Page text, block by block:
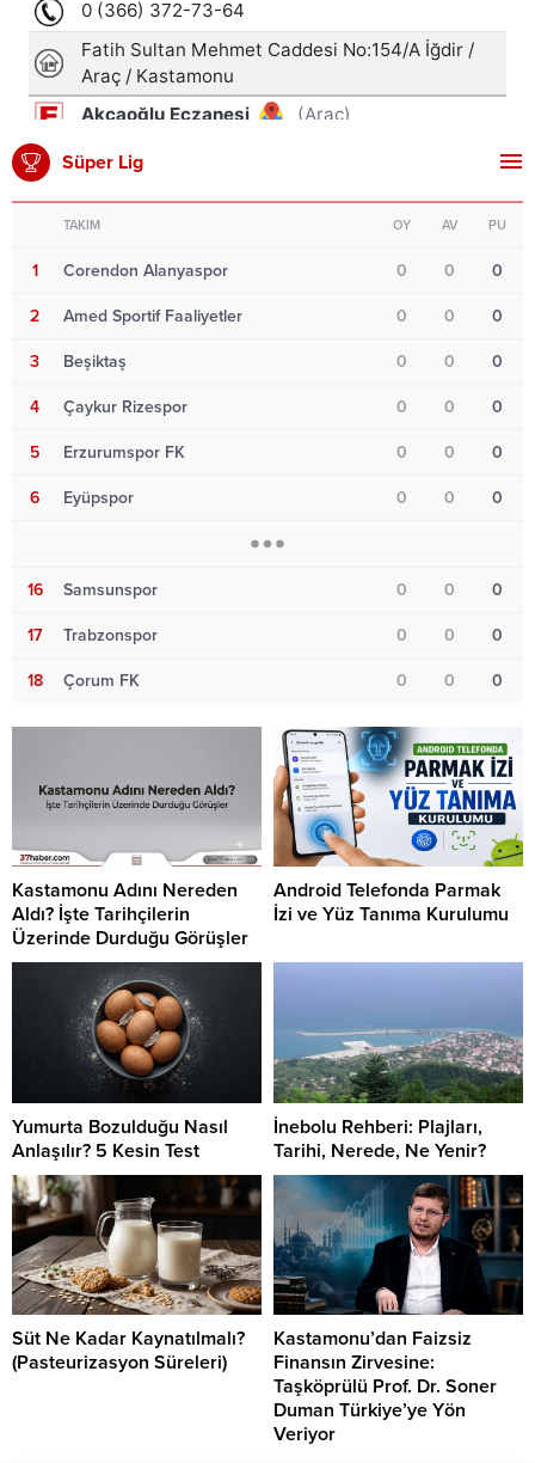
Süper Lig
TAKIM OY AV PU
1 Corendon Alanyaspor 0 0 0
2 Amed Sportif Faaliyetler 0 0 0
3 Beşiktaş 0 0 0
4 Çaykur Rizespor 0 0 0
5 Erzurumspor FK 0 0 0
6 Eyüpspor 0 0 0
16 Samsunspor 0 0 0
17 Trabzonspor 0 0 0
18 Çorum FK 0 0 0
Kastamonu Adını Nereden
Aldı? İşte Tarihçilerin
Üzerinde Durduğu Görüşler
Android Telefonda Parmak
İzi ve Yüz Tanıma Kurulumu
Yumurta Bozulduğu Nasıl
Anlaşılır? 5 Kesin Test
İnebolu Rehberi: Plajları,
Tarihi, Nerede, Ne Yenir?
Süt Ne Kadar Kaynatılmalı?
(Pasteurizasyon Süreleri)
Kastamonu’dan Faizsiz
Finansın Zirvesine:
Taşköprülü Prof. Dr. Soner
Duman Türkiye’ye Yön
Veriyor